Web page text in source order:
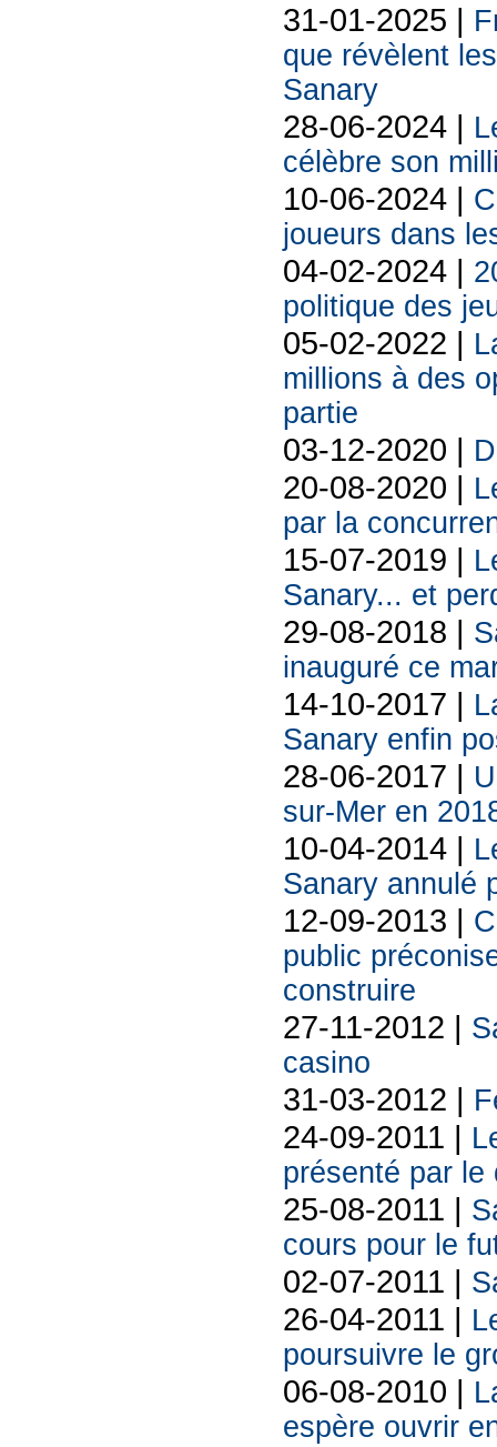
31-01-2025 |
que révèlent
Sanary
28-06-2024 |
célèbre son
10-06-2024 |
joueurs dans
04-02-2024 |
politique des
05-02-2022 |
millions à des
partie
03-12-2020 |
20-08-2020 |
par la
15-07-2019 |
Sanary... et
29-08-2018 |
inauguré ce
14-10-2017 |
Sanary enfin
28-06-2017 |
sur-Mer en
10-04-2014 |
Sanary annulé
12-09-2013 |
public
construire
27-11-2012 |
casino
31-03-2012 |
24-09-2011 |
présenté par le
25-08-2011 |
cours pour le
02-07-2011 |
26-04-2011 |
poursuivre le
06-08-2010 |
espère ouvrir